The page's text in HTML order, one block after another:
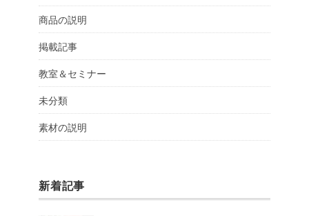
商品の説明
掲載記事
教室＆セミナー
未分類
素材の説明
新着記事